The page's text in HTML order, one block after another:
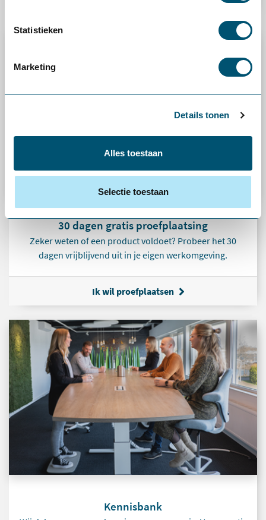
Statistieken
Marketing
Details tonen
Alles toestaan
Selectie toestaan
30 dagen gratis proefplaatsing
Zeker weten of een product voldoet? Probeer het 30
dagen vrijblijvend uit in je eigen werkomgeving.
Ik wil proefplaatsen
Kennisbank